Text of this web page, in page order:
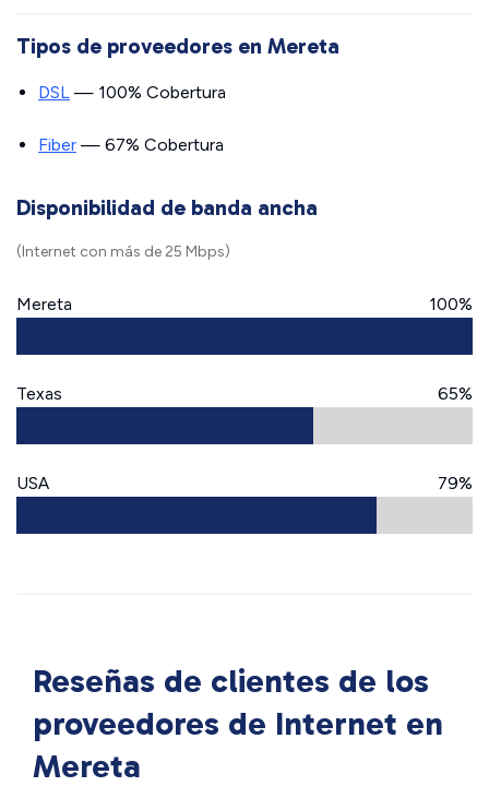
Tipos de proveedores en Mereta
DSL — 100% Cobertura
Fiber — 67% Cobertura
Disponibilidad de banda ancha
(Internet con más de 25 Mbps)
Mereta 100%
Texas 65%
USA 79%
Reseñas de clientes de los
proveedores de Internet en
Mereta